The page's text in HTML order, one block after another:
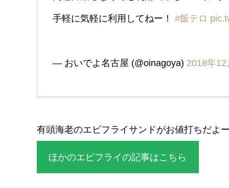
手軽に気軽に利用してねー！ #飯テロ
— おいでよ名古屋 (@oinagoya) 2018年12
有頭海老のエビフライサンドがお値打ちだよ
ほかのエビフライの記事はこちら